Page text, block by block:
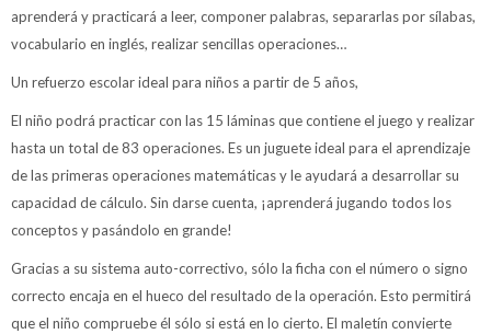
aprenderá y practicará a leer, componer palabras, separarlas por sílabas,
vocabulario en inglés, realizar sencillas operaciones…
Un refuerzo escolar ideal para niños a partir de 5 años,
El niño podrá practicar con las 15 láminas que contiene el juego y realizar
hasta un total de 83 operaciones. Es un juguete ideal para el aprendizaje
de las primeras operaciones matemáticas y le ayudará a desarrollar su
capacidad de cálculo. Sin darse cuenta, ¡aprenderá jugando todos los
conceptos y pasándolo en grande!
Gracias a su sistema auto-correctivo, sólo la ficha con el número o signo
correcto encaja en el hueco del resultado de la operación. Esto permitirá
que el niño compruebe él sólo si está en lo cierto. El maletín convierte